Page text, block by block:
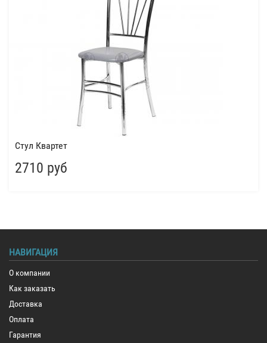
Стул Квартет
2710 руб
НАВИГАЦИЯ
О компании
Как заказать
Доставка
Оплата
Гарантия